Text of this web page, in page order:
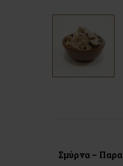
Σμύρνα –